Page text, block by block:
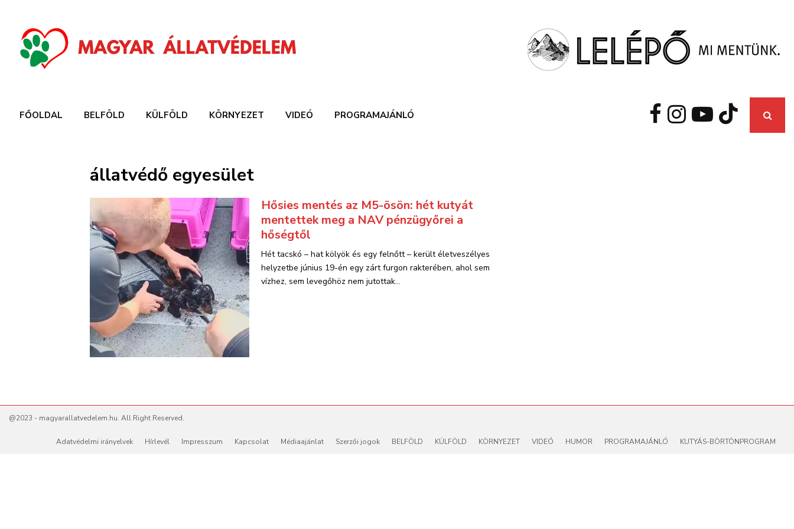
FŐOLDAL BELFÖLD KÜLFÖLD KÖRNYEZET VIDEÓ PROGRAMAJÁNLÓ
állatvédő egyesület
Hősies mentés az M5-ösön: hét kutyát
mentettek meg a NAV pénzügyőrei a
hőségtől
Hét tacskó – hat kölyök és egy felnőtt – került életveszélyes
helyzetbe június 19-én egy zárt furgon rakterében, ahol sem
vízhez, sem levegőhöz nem jutottak...
@2023 - magyarallatvedelem.hu. All Right Reserved.
Adatvédelmi irányelvek Hírlevél Impresszum Kapcsolat Médiaajánlat Szerzői jogok BELFÖLD KÜLFÖLD KÖRNYEZET VIDEÓ HUMOR PROGRAMAJÁNLÓ KUTYÁS-BÖRTÖNPROGRAM